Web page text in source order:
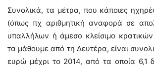
Συνολικά, τα μέτρα, που κάποιες
(όπως πχ αριθμητική αναφορά σε
υπαλλήλων ή άμεσο κλείσιμο
τα μάθουμε από τη Δευτέρα, είναι
ευρώ μέχρι το 2014, από τα οποία 6,1